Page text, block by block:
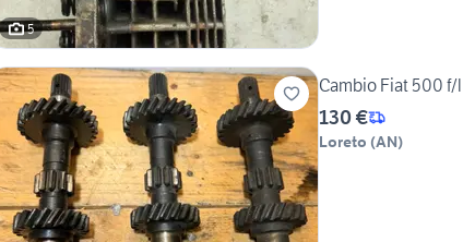
5
Cambio Fiat 500 f/l
130 €
Loreto (AN)